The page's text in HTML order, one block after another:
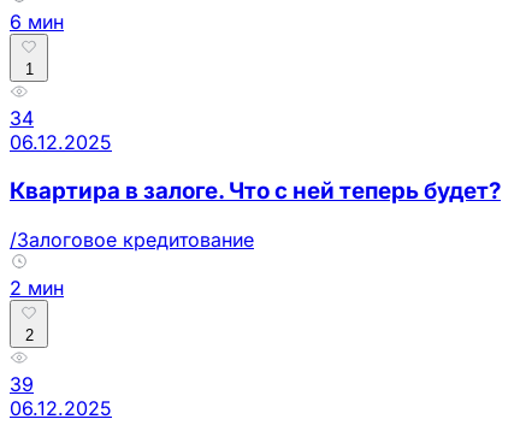
6 мин
1
34
06.12.2025
Квартира в залоге. Что с ней теперь будет?
/Залоговое кредитование
2 мин
2
39
06.12.2025